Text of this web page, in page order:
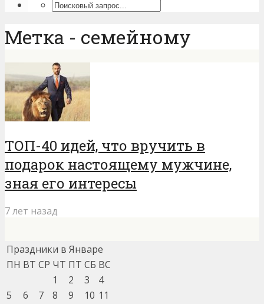
Метка - семейному
ТОП-40 идей, что вручить в
подарок настоящему мужчине,
зная его интересы
7 лет назад
Праздники в Январе
ПН ВТ СР ЧТ ПТ СБ ВС
1
2 3
4
5
6 7 8 9 10 11